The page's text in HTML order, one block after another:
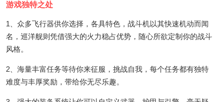
游戏独特之处
1、众多飞行器供你选择，各具特色，战斗机以其快速机动而闻
名，巡洋舰则凭借强大的火力稳占优势，随心所欲定制你的战斗
风格。
2、海量丰富任务等待你来征服，挑战自我，每个任务都有独特
难度与丰厚奖励，带给你无尽乐趣。